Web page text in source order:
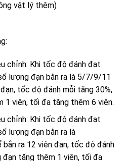
vật lý thêm)
chỉnh: Khi tốc độ đánh đạt
lượng đạn bắn ra là 5/7/9/11
tốc độ đánh mỗi tăng 30%,
1 viên, tối đa tăng thêm 6 viên.
chỉnh: Khi tốc độ đánh đạt
lượng đạn bắn ra là
ra 12 viên đạn, tốc độ đánh
đạn tăng thêm 1 viên, tối đa